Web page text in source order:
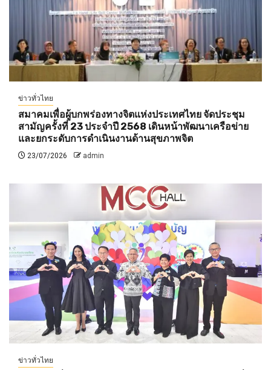
ข่าวทั่วไทย
สมาคมเพื่อผู้บกพร่องทางจิตแห่งประเทศไทย จัดประชุม
สามัญครั้งที่ 23 ประจำปี 2568 เดินหน้าพัฒนาเครือข่าย
และยกระดับการดำเนินงานด้านสุขภาพจิต
23/07/2026 admin
ข่าวทั่วไทย